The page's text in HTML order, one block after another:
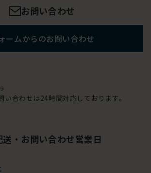
お問い合わせ
ームからのお問い合わせ
合わせは24時間対応しております。
送・お問い合わせ営業日